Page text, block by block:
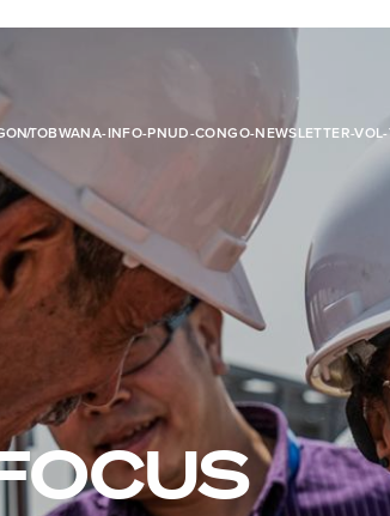
NTOBWANA-INFO-PNUD-CONGO-NEWSLETTER-